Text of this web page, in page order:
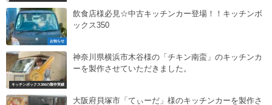
お知らせ
飲食店様必見☆中古キッチンカー登場！！キッチンボ
ックス350
キッチンボックス350の製作実績
神奈川県横浜市木谷様の「チキン南蛮」のキッチンカ
ーを製作させていただきました。
大阪府貝塚市「てぃーだ」様のキッチンカーを製作さ